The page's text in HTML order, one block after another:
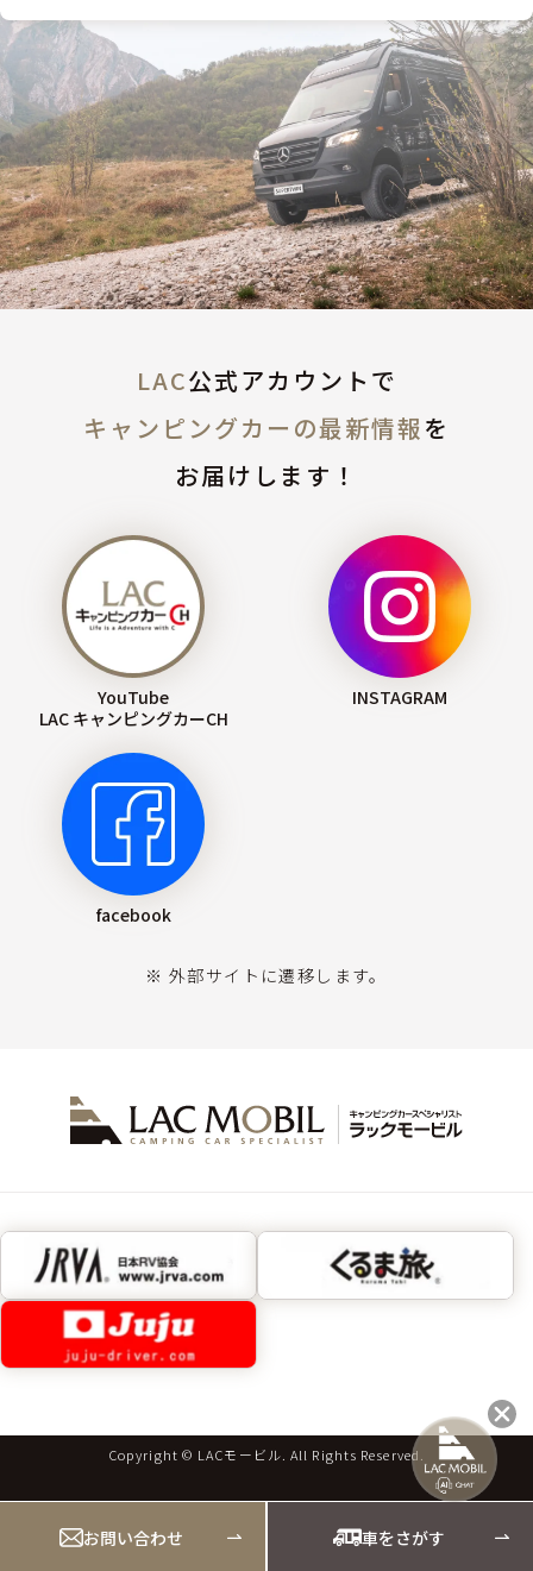
LAC公式アカウントで
キャンピングカーの最新情報を
お届けします！
YouTube
LAC キャンピングカーCH
INSTAGRAM
facebook
※ 外部サイトに遷移します。
Copyright © LACモービル. All Rights Reserved.
お問い合わせ 車をさがす